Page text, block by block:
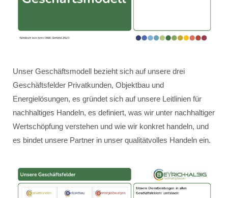
Unser Geschäftsmodell bezieht sich auf unsere drei
Geschäftsfelder Privatkunden, Objektbau und
Energielösungen, es gründet sich auf unsere Leitlinien für
nachhaltiges Handeln, es definiert, was wir unter nachhaltiger
Wertschöpfung verstehen und wie wir konkret handeln, und
es bindet unsere Partner in unser qualitätvolles Handeln ein.